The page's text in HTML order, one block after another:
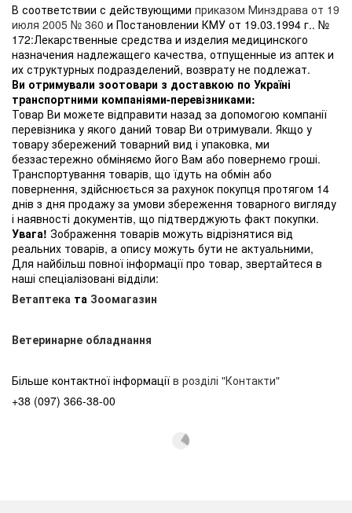
В соответствии с действующими приказом Минздрава от 19
июля 2005 № 360 и Постановлении КМУ от 19.03.1994 г.. №
172:Лекарственные средства и изделия медицинского
назначения надлежащего качества, отпущенные из аптек и
их структурных подразделений, возврату не подлежат.
Ви отримували зоотовари з доставкою по Україні
транспортними компаніями-перевізниками:
Товар Ви можете відправити назад за допомогою компанії
перевізника у якого даний товар Ви отримували. Якщо у
товару збережений товарний вид і упаковка, ми
беззастережно обміняємо його Вам або повернемо гроші.
Транспортування товарів, що їдуть на обмін або
повернення, здійснюється за рахунок покупця протягом 14
днів з дня продажу за умови збереження товарного вигляду
і наявності документів, що підтверджують факт покупки.
Увага! Зображення товарів можуть відрізнятися від
реальних товарів, а опису можуть бути не актуальними,
Для найбільш повної інформації про товар, звертайтеся в
наші спеціалізовані відділи:
Ветаптека та Зоомагазин
Ветеринарне обладнання
Більше контактної інформації в розділі "Контакти"
+38 (097) 366-38-00